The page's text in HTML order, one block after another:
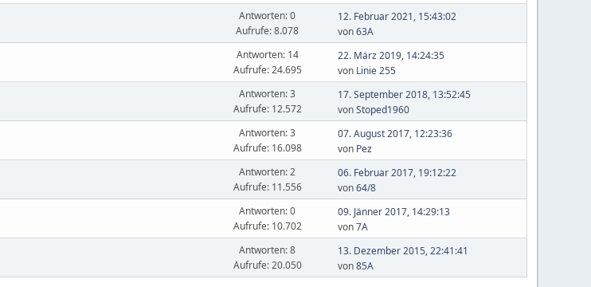
Antworten: 0
Aufrufe: 8.078
12. Februar 2021, 15:43:02
von63A
Antworten: 14
Aufrufe: 24.695
22. März 2019, 14:24:35
von Linie 255
Antworten: 3
Aufrufe: 12.572
17. September 2018, 13:52:45
vonStoped1960
Antworten: 3
Aufrufe: 16.098
07. August 2017, 12:23:36
von Pez
Antworten: 2
Aufrufe: 11.556
06. Februar 2017, 19:12:22
von64/8
Antworten: 0
Aufrufe: 10.702
09. Jänner 2017, 14:29:13
von7A
Antworten: 8
Aufrufe: 20.050
13. Dezember 2015, 22:41:41
von85A